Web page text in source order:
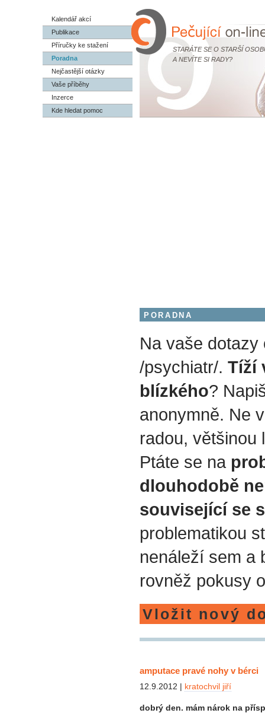
STARÁTE SE O STARŠÍ
A NEVÍTE SI RADY?
Kalendář akcí
Publikace
Příručky ke stažení
Poradna
Nejčastější otázky
Vaše příběhy
Inzerce
Kde hledat pomoc
PORADNA
Na vaše dotazy
/psychiatr/. Tíží
blízkého?
anonymně. Ne
radou, většinou
Ptáte se na
dlouhodobě
související se
problematikou
nenáleží sem a
rovněž pokusy
Vložit nový
amputace pravé nohy v bérci
12.9.2012 | kratochvil jiří
dobrý den. mám nárok na